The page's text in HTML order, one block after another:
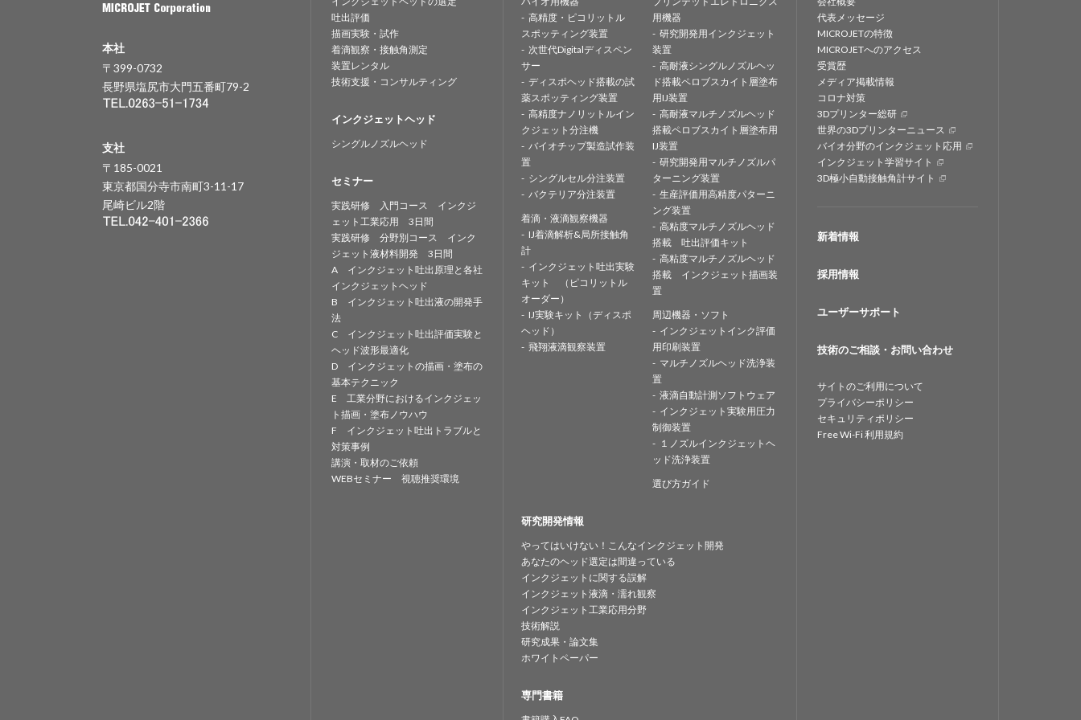
本社
〒399-0732
長野県塩尻市大門五番町79-2
支社
〒185-0021
東京都国分寺市南町3-11-17
尾崎ビル2階
吐出評価
描画実験・試作
着滴観察・接触角測定
装置レンタル
技術支援・コンサルティング
インクジェットヘッド
シングルノズルヘッド
セミナー
実践研修 入門コース インクジ
ェット工業応用 3日間
実践研修 分野別コース インク
ジェット液材料開発 3日間
A インクジェット吐出原理と各社
インクジェットヘッド
B インクジェット吐出液の開発手
法
C インクジェット吐出評価実験と
ヘッド波形最適化
D インクジェットの描画・塗布の
基本テクニック
E 工業分野におけるインクジェッ
ト描画・塗布ノウハウ
F インクジェット吐出トラブルと
対策事例
講演・取材のご依頼
WEBセミナー 視聴推奨環境
高精度・ピコリットル
スポッティング装置
次世代Digitalディスペン
サー
ディスポヘッド搭載の試
薬スポッティング装置
高精度ナノリットルイン
クジェット分注機
バイオチップ製造試作装
置
シングルセル分注装置
バクテリア分注装置
着滴・液滴観察機器
IJ着滴解析&局所接触角
計
インクジェット吐出実験
キット （ピコリットル
オーダー）
IJ実験キット（ディスポ
ヘッド）
飛翔液滴観察装置
用機器
研究開発用インクジェット
装置
高耐液シングルノズルヘッ
ド搭載ペロブスカイト層塗布
用IJ装置
高耐液マルチノズルヘッド
搭載ペロブスカイト層塗布用
IJ装置
研究開発用マルチノズルパ
ターニング装置
生産評価用高精度パターニ
ング装置
高粘度マルチノズルヘッド
搭載 吐出評価キット
高粘度マルチノズルヘッド
搭載 インクジェット描画装
置
周辺機器・ソフト
インクジェットインク評価
用印刷装置
マルチノズルヘッド洗浄装
置
液滴自動計測ソフトウェア
インクジェット実験用圧力
制御装置
１ノズルインクジェットヘ
ッド洗浄装置
選び方ガイド
研究開発情報
やってはいけない！こんなインクジェット開発
あなたのヘッド選定は間違っている
インクジェットに関する誤解
インクジェット液滴・濡れ観察
インクジェット工業応用分野
技術解説
研究成果・論文集
ホワイトペーパー
専門書籍
代表メッセージ
MICROJETの特徴
MICROJETへのアクセス
受賞歴
メディア掲載情報
コロナ対策
3Dプリンター総研
世界の3Dプリンターニュース
バイオ分野のインクジェット応用
インクジェット学習サイト
3D極小自動接触角計サイト
新着情報
採用情報
ユーザーサポート
技術のご相談・お問い合わせ
サイトのご利用について
プライバシーポリシー
セキュリティポリシー
Free Wi-Fi 利用規約